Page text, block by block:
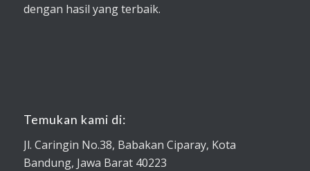
dengan hasil yang terbaik.
Temukan kami di:
Jl. Caringin No.38, Babakan Ciparay, Kota
Bandung, Jawa Barat 40223